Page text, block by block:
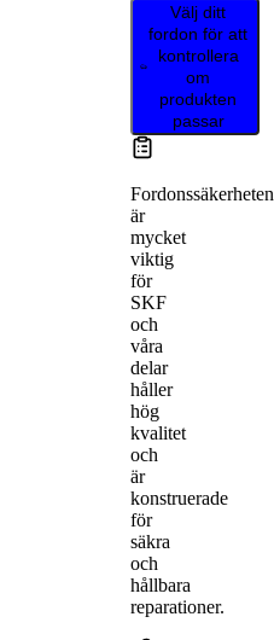
Välj ditt
fordon för att
kontrollera
om
produkten
passar
Fordonssäkerheten
är
mycket
viktig
för
SKF
och
våra
delar
håller
hög
kvalitet
och
är
konstruerade
för
säkra
och
hållbara
reparationer.